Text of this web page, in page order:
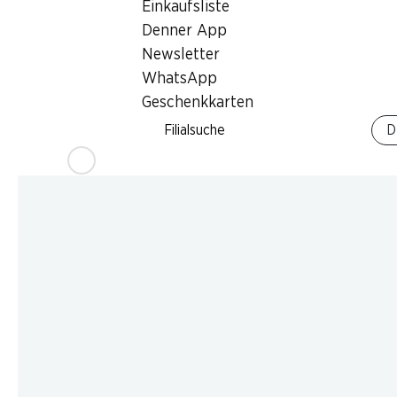
Einkaufsliste
Denner App
Newsletter
WhatsApp
Geschenkkarten
Filialsuche